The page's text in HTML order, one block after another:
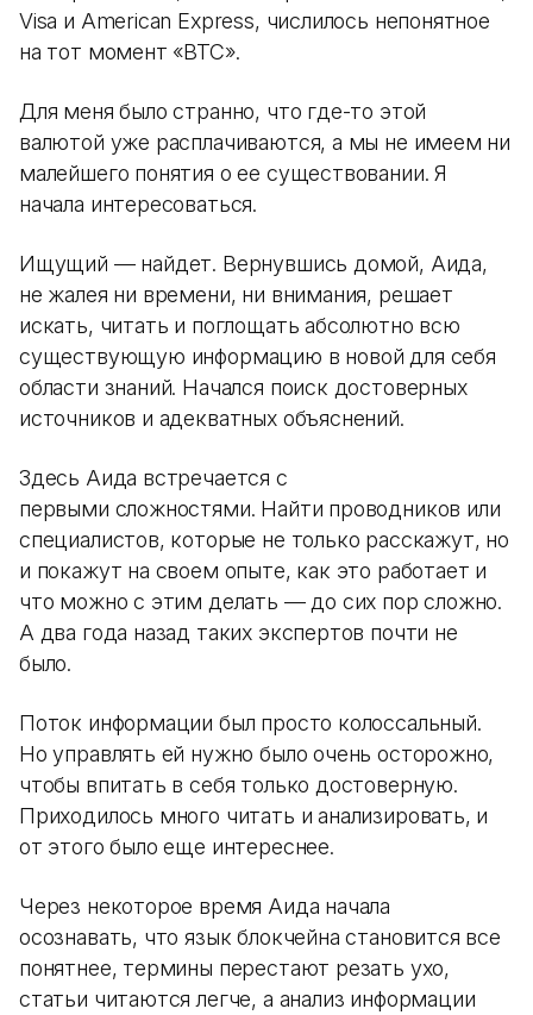
Visa и American Express, числилось непонятное
на тот момент «BTC».
Для меня было странно, что где-то этой
валютой уже расплачиваются, а мы не имеем ни
малейшего понятия о ее существовании. Я
начала интересоваться.
Ищущий — найдет. Вернувшись домой, Аида,
не жалея ни времени, ни внимания, решает
искать, читать и поглощать абсолютно всю
существующую информацию в новой для себя
области знаний. Начался поиск достоверных
источников и адекватных объяснений.
Здесь Аида встречается с
первыми сложностями. Найти проводников или
специалистов, которые не только расскажут, но
и покажут на своем опыте, как это работает и
что можно с этим делать — до сих пор сложно.
А два года назад таких экспертов почти не
было.
Поток информации был просто колоссальный.
Но управлять ей нужно было очень осторожно,
чтобы впитать в себя только достоверную.
Приходилось много читать и анализировать, и
от этого было еще интереснее.
Через некоторое время Аида начала
осознавать, что язык блокчейна становится все
понятнее, термины перестают резать ухо,
статьи читаются легче, а анализ информации